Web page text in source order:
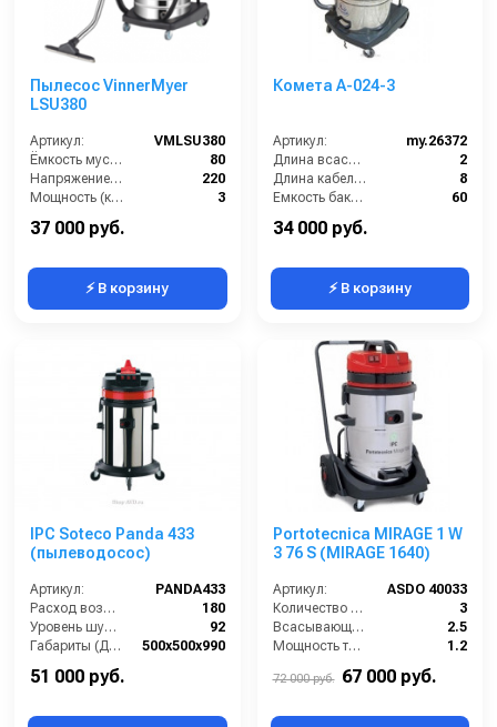
Пылесос VinnerMyer
LSU380
Артикул:
VMLSU380
Ёмкость мусоросборника (л):
80
Напряжение (В):
220
Мощность (кВт):
3
Длина сетевого шнура (м):
37 000 руб.
⚡ В корзину
Комета А-024-3
Артикул:
my.26372
Длина всасывающего шланга (м):
2
Длина кабеля (м):
8
Емкость бака для мусора (л):
60
Количество турбин (шт):
34 000 руб.
⚡ В корзину
IPC Soteco Panda 433
(пылеводосос)
Артикул:
PANDA433
Расход воздуха (л/сек):
180
Уровень шума (дБ(А)):
92
Габариты (ДхШхВ):
500х500х990
Номинальный диаметр принадлежностей (мм):
51 000 руб.
Portotecnica MIRAGE 1 W
3 76 S (MIRAGE 1640)
Артикул:
ASDO 40033
Количество турбин (шт):
3
Всасывающий шланг (м):
2.5
Мощность турбины (Вт):
1.2
72 000 руб. 67 000 руб.